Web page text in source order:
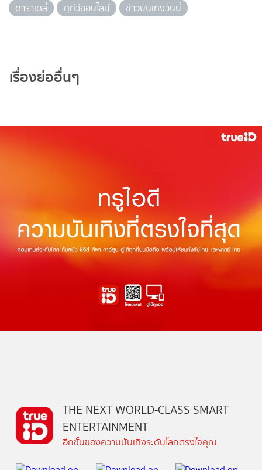
ดาราเดลี่
ดูทีวีออนไลน์ ข่าวบันเทิงวันนี้
เรื่องย่ออื่นๆ
THE NEXT WORLD-CLASS SMART
ENTERTAINMENT
อีกขั้นของความบันเทิงระดับโลกตรงใจคุณ